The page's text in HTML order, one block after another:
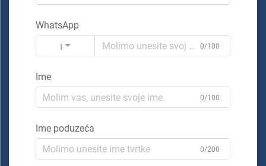
WhatsApp
Kod
0/100
Ime
0/100
Ime poduzeća
0/200